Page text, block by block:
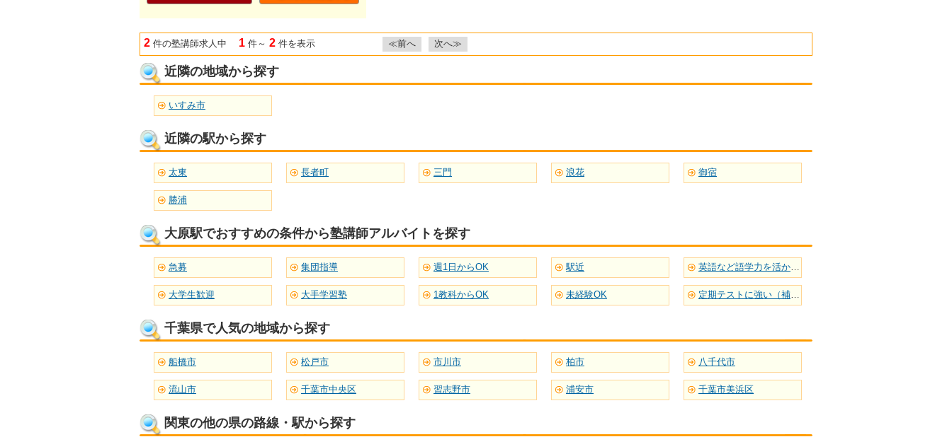
2 件の塾講師求人中 1 件～ 2 件を表示 ≪前へ 次へ≫
近隣の地域から探す
いすみ市
近隣の駅から探す
太東 長者町 三門 浪花 御宿
勝浦
大原駅でおすすめの条件から塾講師アルバイトを探す
急募 集団指導 週1日からOK 駅近 英語など語学力を活かせる
大学生歓迎 大手学習塾 1教科からOK 未経験OK 定期テストに強い（補習型）
千葉県で人気の地域から探す
船橋市 松戸市 市川市 柏市 八千代市
流山市 千葉市中央区 習志野市 浦安市 千葉市美浜区
関東の他の県の路線・駅から探す